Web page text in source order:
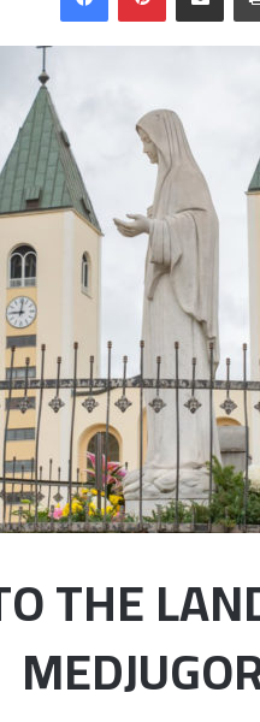
THE